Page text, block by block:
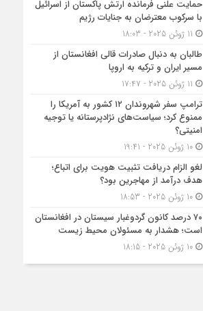
حمایت علنی فرمانده ارتش پاکستان از اسرائیل
با سرکوب معترضان به جنایات رژیم
طالبان به دنبال صادرات قالی افغانستان از
مسیر ایران و ترکیه به اروپا
ترامپ سفر شهروندان ۱۲ کشور به آمریکا را
ممنوع کرد؛ سیاست‌های نژادپرستانه یا توجیه
امنیتی؟
10 ژوئن 2025 - 19:41
لغو الزام دریافت تثبیت هویت برای اتباع؛
هدف درآمد از مهاجرین بود؟
10 ژوئن 2025 - 18:53
۷۰ درصد کانون گردوغبار سیستان در افغانستان
است؛ هشدار به مسئولان محیط زیست
10 ژوئن 2025 - 18:15